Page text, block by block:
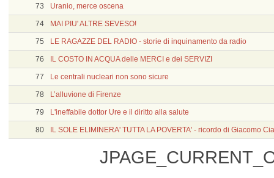
73 Uranio, merce oscena
74 MAI PIU' ALTRE SEVESO!
75 LE RAGAZZE DEL RADIO - storie di inquinamento da radio
76 IL COSTO IN ACQUA delle MERCI e dei SERVIZI
77 Le centrali nucleari non sono sicure
78 L’alluvione di Firenze
79 L'ineffabile dottor Ure e il diritto alla salute
80 IL SOLE ELIMINERA' TUTTA LA POVERTA' - ricordo di Giacomo